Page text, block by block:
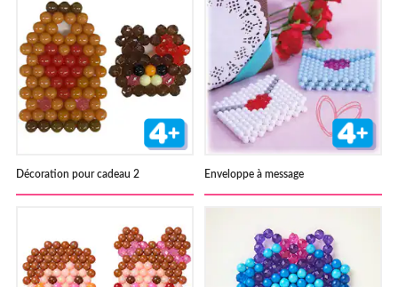
Décoration pour cadeau 2 Enveloppe à message